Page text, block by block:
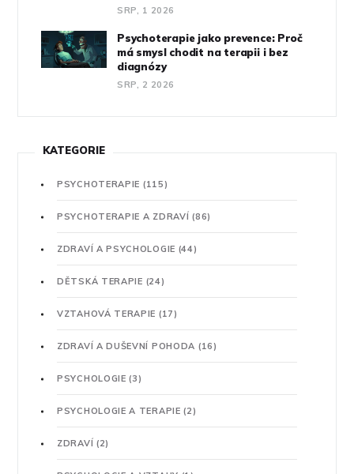
SRP, 1 2026
Psychoterapie jako prevence: Proč
má smysl chodit na terapii i bez
diagnózy
SRP, 2 2026
KATEGORIE
PSYCHOTERAPIE (115)
PSYCHOTERAPIE A ZDRAVÍ(86)
ZDRAVÍ A PSYCHOLOGIE (44)
DĚTSKÁ TERAPIE (24)
VZTAHOVÁ TERAPIE (17)
ZDRAVÍ A DUŠEVNÍ POHODA (16)
PSYCHOLOGIE(3)
PSYCHOLOGIE A TERAPIE(2)
ZDRAVÍ (2)